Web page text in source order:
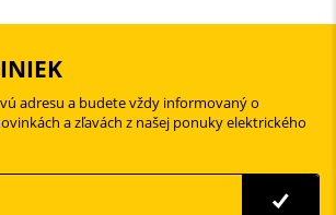
adresu a budete vždy informovaný o
a zľavách z našej ponuky elektrického